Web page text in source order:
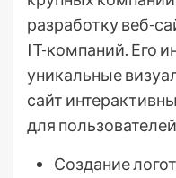
разработку веб-
IT-компаний. Его
уникальные
сайт
для
Создание